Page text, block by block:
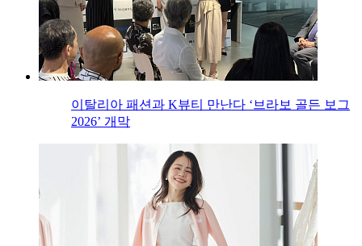
이탈리아 패션과 K뷰티 만난다 ‘브라보 골든 보그
2026’ 개막